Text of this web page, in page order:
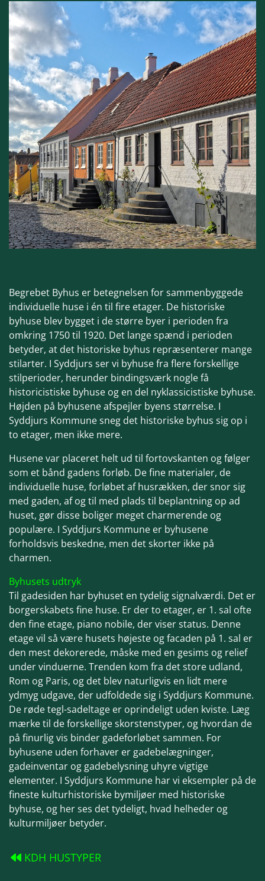
Begrebet Byhus er betegnelsen for sammenbyggede
individuelle huse i én til fire etager. De historiske
byhuse blev bygget i de større byer i perioden fra
omkring 1750 til 1920. Det lange spænd i perioden
betyder, at det historiske byhus repræsenterer mange
stilarter. I Syddjurs ser vi byhuse fra flere forskellige
stilperioder, herunder bindingsværk nogle få
historicistiske byhuse og en del nyklassicistiske byhuse.
Højden på byhusene afspejler byens størrelse. I
Syddjurs Kommune sneg det historiske byhus sig op i
to etager, men ikke mere.
Husene var placeret helt ud til fortovskanten og følger
som et bånd gadens forløb. De fine materialer, de
individuelle huse, forløbet af husrækken, der snor sig
med gaden, af og til med plads til beplantning op ad
huset, gør disse boliger meget charmerende og
populære. I Syddjurs Kommune er byhusene
forholdsvis beskedne, men det skorter ikke på
charmen.
Byhusets udtryk
Til gadesiden har byhuset en tydelig signalværdi. Det er
borgerskabets fine huse. Er der to etager, er 1. sal ofte
den fine etage, piano nobile, der viser status. Denne
etage vil så være husets højeste og facaden på 1. sal er
den mest dekorerede, måske med en gesims og relief
under vinduerne. Trenden kom fra det store udland,
Rom og Paris, og det blev naturligvis en lidt mere
ydmyg udgave, der udfoldede sig i Syddjurs Kommune.
De røde tegl-sadeltage er oprindeligt uden kviste. Læg
mærke til de forskelligeskorstenstyper, og hvordan de
på finurlig vis binder gadeforløbet sammen. For
byhusene uden forhaver er gadebelægninger,
gadeinventar og gadebelysning uhyre vigtige
elementer. I Syddjurs Kommune har vi eksempler på de
fineste kulturhistoriske bymiljøer med historiske
byhuse, og her ses det tydeligt, hvad helheder og
kulturmiljøer betyder.
KDH HUSTYPER